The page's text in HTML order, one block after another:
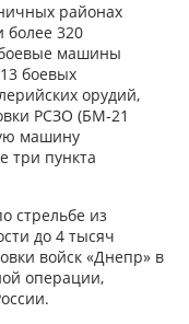
районах
более 320
боевые машины
боевых
орудий,
РСЗО (БМ-21
машину
три пункта
стрельбе из
до 4 тысяч
войск «Днепр» в
операции,